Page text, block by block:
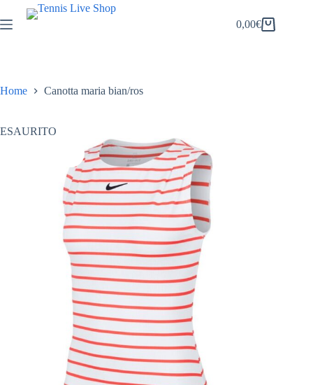
al
contenuto
Carrello
0,00€
Home Canotta maria bian/ros
ESAURITO